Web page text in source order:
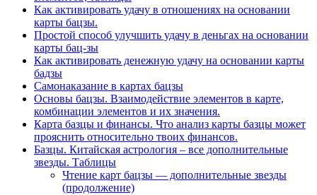
Как активировать удачу в отношениях на основании
карты бацзы.
Простой способ улучшить удачу в деньгах на основании
карты бац-зы
Как активировать денежную удачу на основании карты
бадзы
Самонаказание в картах бацзы
Основы бацзы. Взаимодействие элементов в карте,
комбинации элементов и их значения.
Карта базцы и финансы. Что анализ карты базцы может
прояснить относительно твоих финансов.
Базцы. Китайская астрология – все дополнительные
звезды. Таблицы
Чтение карт бацзы — дополнительные звезды
(продолжение)